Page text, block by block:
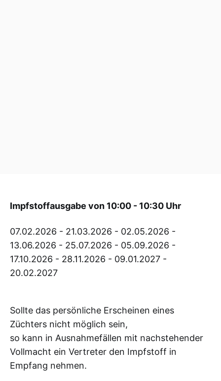
Impfstoffausgabe von 10:00 - 10:30 Uhr
07.02.2026 - 21.03.2026 - 02.05.2026 -
13.06.2026 - 25.07.2026 - 05.09.2026 -
17.10.2026 - 28.11.2026 - 09.01.2027 -
20.02.2027
Sollte das persönliche Erscheinen eines
Züchters nicht möglich sein,
so kann in Ausnahmefällen mit nachstehender
Vollmacht ein Vertreter den Impfstoff in
Empfang nehmen.